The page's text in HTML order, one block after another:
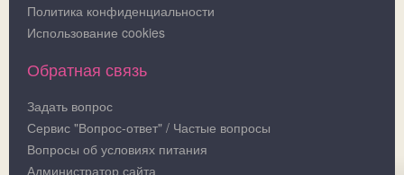
Политика конфиденциальности
Использование cookies
Обратная связь
Задать вопрос
Сервис "Вопрос-ответ" / Частые вопросы
Вопросы об условиях питания
Администратор сайта